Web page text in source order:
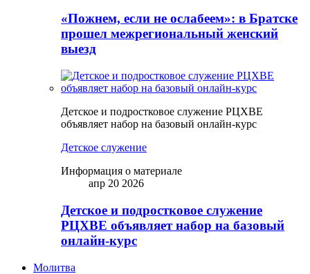
«Пожнем, если не ослабеем»: в Братске
прошел межрегиональный женский
выезд
Детское и подростковое служение РЦХВЕ
объявляет набор на базовый онлайн-курс
Детское служение
Информация о материале
апр 20 2026
Детское и подростковое служение
РЦХВЕ объявляет набор на базовый
онлайн-курс
Молитва